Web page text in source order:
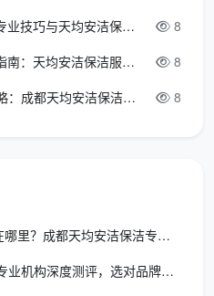
手清洁，注意边角除尘
，窗台清洁，窗帘整理
排水口清洁
日常保洁的正确方式：专业技巧与天均安洁保洁服务全解析 8
日常保洁公司专业选择指南：天均安洁保洁服务全解析 8
日常保洁2小时高效攻略：成都天均安洁保洁专业时间管理方案 8
日常保洁和深度保洁的区别在哪里？成都天均安洁保洁专业解析
成都家政保洁推荐：2026年专业机构深度测评，选对品牌不再踩